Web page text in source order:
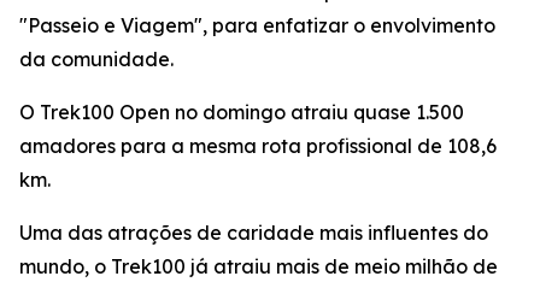
"Passeio e Viagem", para enfatizar o envolvimento
da comunidade.
O Trek100 Open no domingo atraiu quase 1.500
amadores para a mesma rota profissional de 108,6
km.
Uma das atrações de caridade mais influentes do
mundo, o Trek100 já atraiu mais de meio milhão de